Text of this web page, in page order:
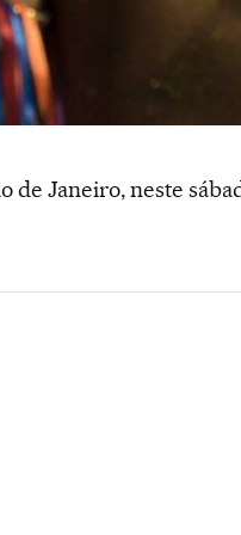
de Janeiro, neste